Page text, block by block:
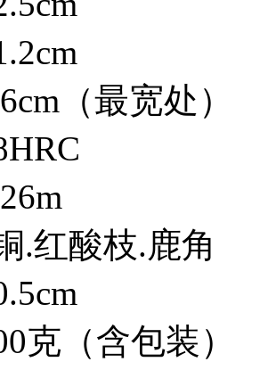
（最宽处）
.红酸枝.鹿角
克（含包装）